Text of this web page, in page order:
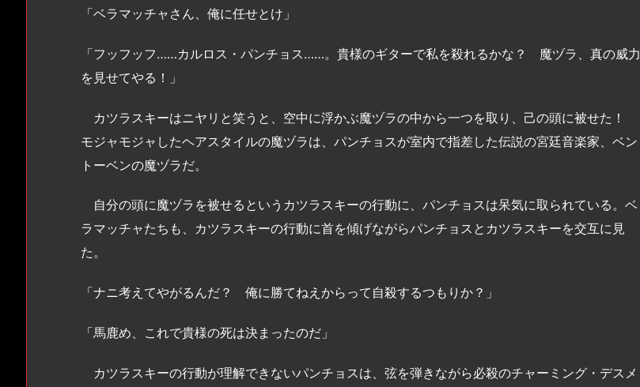
「ベラマッチャさん、俺に任せとけ」
「フッフッフ……カルロス・パンチョス……。貴様のギターで私を殺れるかな？ 魔ヅラ、真の威力
を見せてやる！」
カツラスキーはニヤリと笑うと、空中に浮かぶ魔ヅラの中から一つを取り、己の頭に被せた！
モジャモジャしたヘアスタイルの魔ヅラは、パンチョスが室内で指差した伝説の宮廷音楽家、ベン
トーベンの魔ヅラだ。
自分の頭に魔ヅラを被せるというカツラスキーの行動に、パンチョスは呆気に取られている。ベ
ラマッチャたちも、カツラスキーの行動に首を傾げながらパンチョスとカツラスキーを交互に見
た。
「ナニ考えてやがるんだ？ 俺に勝てねえからって自殺するつもりか？」
「馬鹿め、これで貴様の死は決まったのだ」
カツラスキーの行動が理解できないパンチョスは、弦を弾きながら必殺のチャーミング・デスメ